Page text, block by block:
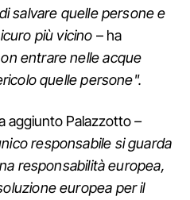
salvare quelle persone e
più vicino – ha
entrare nelle acque
quelle persone".
aggiunto Palazzotto–
responsabile si guarda
responsabilità europea,
europea per il